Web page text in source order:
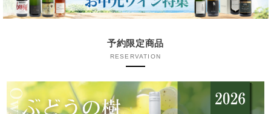
予約限定商品
RESERVATION